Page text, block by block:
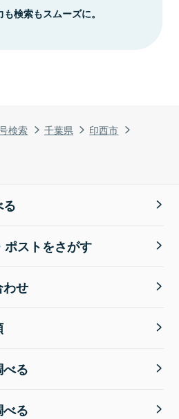
検索 千葉県
印西市
検索もスムーズに。
ストをさがす
せ
る
る